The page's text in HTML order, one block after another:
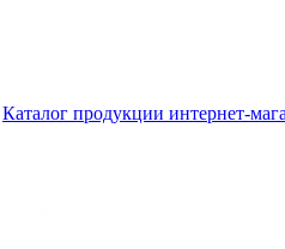
Каталог продукции интернет-